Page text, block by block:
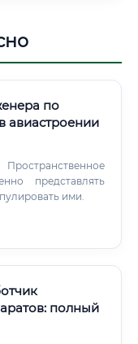
по
авиастроении
представлять
ими.
полный